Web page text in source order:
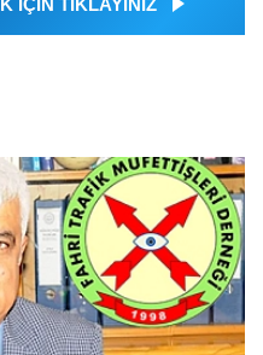
İÇİN TIKLAYINIZ